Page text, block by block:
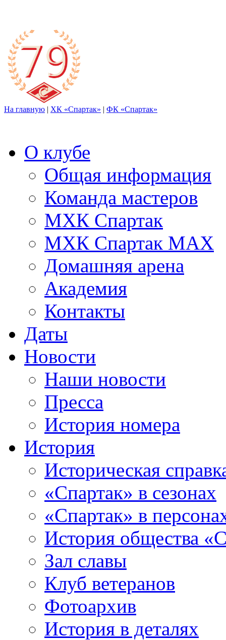
На главную | ХК «Спартак» | ФК «Спартак»
О клубе
Общая информация
Команда мастеров
МХК Спартак
МХК Спартак МАХ
Домашняя арена
Академия
Контакты
Даты
Новости
Наши новости
Пресса
История номера
История
Историческая
«Спартак» в сезонах
«Спартак» в
История общества
Зал славы
Клуб ветеранов
Фотоархив
История в деталях